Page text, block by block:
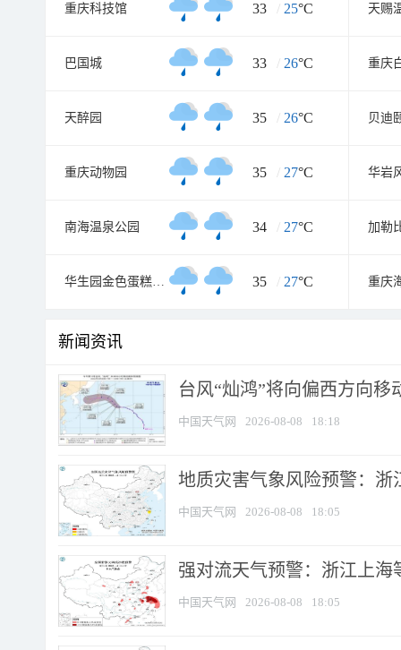
重庆科技馆 33 / 25°C 天赐
巴国城 33 / 26°C
天醉园 35 / 26°C
重庆动物园 35 / 27°C 华岩
南海温泉公园 34 / 27°C 加勒
华生园金色蛋糕梦幻王国 35 / 27°C
新闻资讯
台风“灿鸿”将向偏西方向移
中国天气网 2026-08-08 18:18
地质灾害气象风险预警：
中国天气网 2026-08-08 18:05
强对流天气预警：浙江上海
中国天气网 2026-08-08 18:05